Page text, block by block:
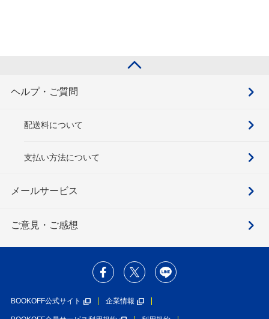
ヘルプ・ご質問
配送料について
支払い方法について
メールサービス
ご意見・ご感想
BOOKOFF公式サイト 企業情報